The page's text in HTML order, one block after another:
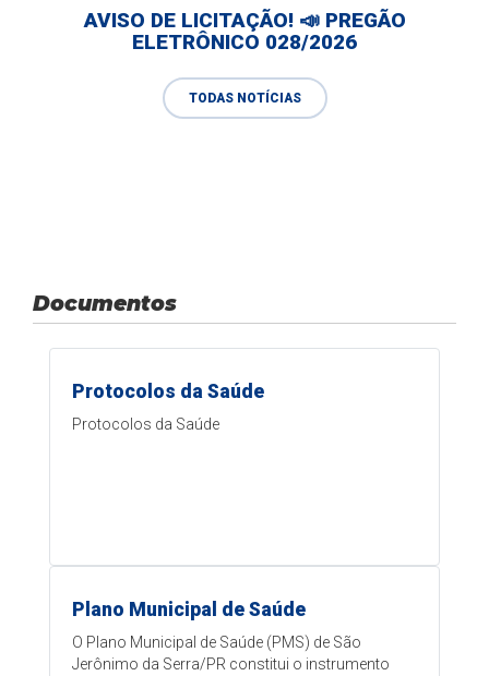
AVISO DE LICITAÇÃO! 📣 PREGÃO
ELETRÔNICO 028/2026
TODAS NOTÍCIAS
Documentos
Protocolos da Saúde
Protocolos da Saúde
Plano Municipal de Saúde
O Plano Municipal de Saúde (PMS) de São
Jerônimo da Serra/PR constitui o instrumento